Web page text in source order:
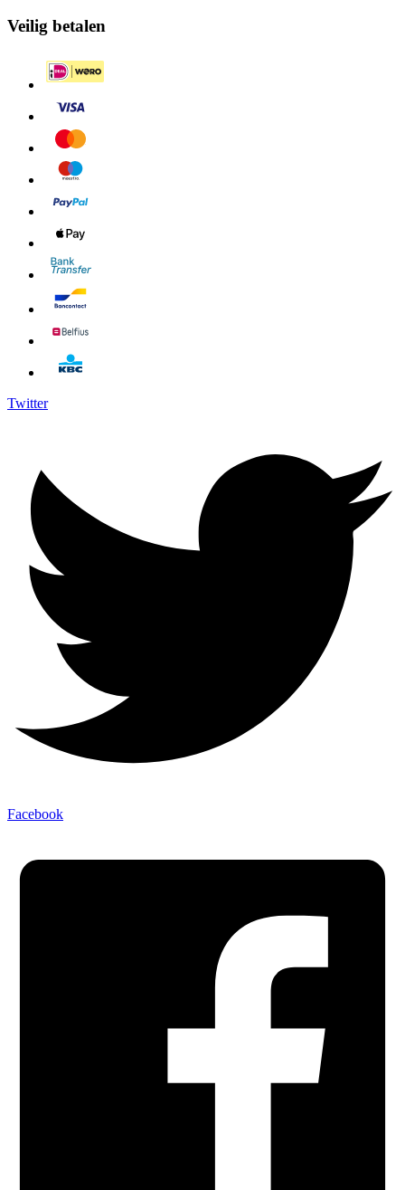
Veilig betalen
Twitter
Facebook